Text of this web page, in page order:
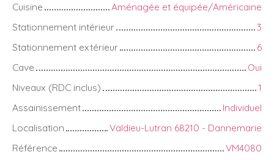
Cuisine
Aménagée et équipée/Américaine
Stationnement intérieur
3
Stationnement extérieur
6
Cave
Oui
Niveaux (RDC inclus)
1
Assainissement
Individuel
Localisation
Valdieu-Lutran 68210 - Dannemarie
Référence
VM4080